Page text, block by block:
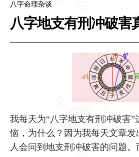
八字命理杂谈
八字地支有刑冲破害
我每天为“八字地支有刑冲破害”
恼，为什么？因为我每天文章
人会问到地支刑冲破害的问题